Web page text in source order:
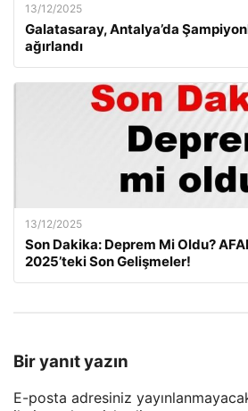
13/12/2025
Galatasaray, Antalya’da
ağırlandı
13/12/2025
Son Dakika: Deprem Mi Oldu?
2025’teki Son Gelişmeler!
Bir yanıt yazın
E-posta adresiniz